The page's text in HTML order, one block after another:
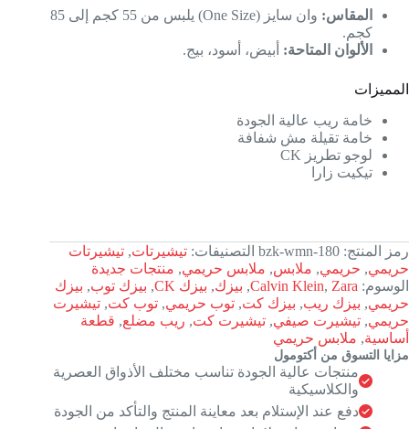
المقاس:
وان سايز (One Size) يلبس من 55 كجم إلى 85
كجم.
الألوان المتاحة: أبيض، أسود، بيج.
المميزات
خامة ريب عالية الجودة
خامة تقيلة مش شفافة
لوجو تطريز CK
تيكيت زارا
رمز المنتج: bzk-wmn-180 التصنيفات: تيشيرتات, تيشيرتات
حريمي, حريمي, ملابس, ملابس حريمي, منتجات جديدة
الوسوم:
Calvin Klein, Zara
, بيزك, بيزك CK , بيزك توب, بيزك
حريمي, بيزك ريب, بيزك كت, توب حريمي, توب كت, تيشيرت
حريمي, تيشيرت صيفي, تيشيرت كت, ريب مضلع, قطعة
أساسية, ملابس حريمي
مزايا التسوق من أكتومول
منتجات عالية الجودة تناسب مختلف الأذواق العصرية
والكلاسيكية
دفع عند الإستلام بعد معاينة المنتج والتأكد من الجودة